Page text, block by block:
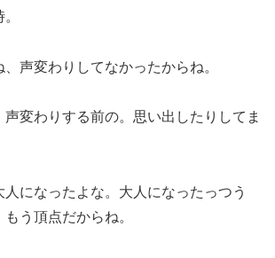
、声変わりしてなかったからね。
声変わりする前の。思い出したりしてま
人になったよな。大人になったっつう
う頂点だからね。